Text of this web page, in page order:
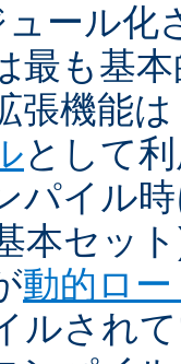
ール化
最も基
張機能
として
パイル
本セッ
動的ロ
ルされ